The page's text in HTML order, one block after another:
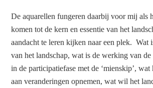
De aquarellen fungeren daarbij voor mij als
komen tot de kern en essentie van het
aandacht te leren kijken naar een plek. Wat
van het landschap, wat is de werking van de
in de participatiefase met de ‘mienskip’, wat
aan veranderingen opnemen, wat wil het